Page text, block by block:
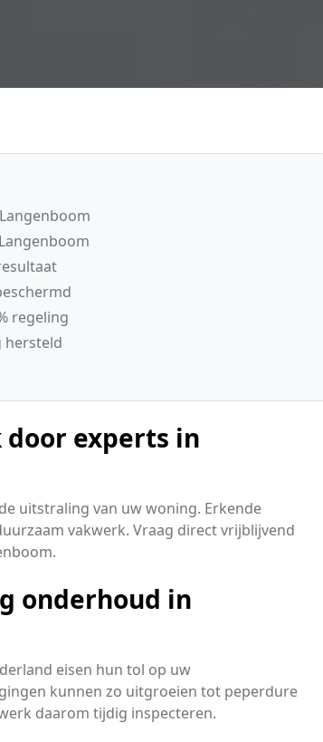
regeling
hersteld
experts in
uitstraling van uw woning. Erkende
vakwerk. Vraag direct vrijblijvend
onderhoud in
eisen hun tol op uw
kunnen zo uitgroeien tot peperdure
daarom tijdig inspecteren.